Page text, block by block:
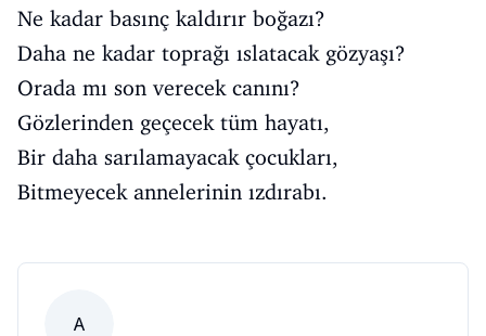
Ne kadar basınç kaldırır boğazı?
Daha ne kadar toprağı ıslatacak gözyaşı?
Orada mı son verecek canını?
Gözlerinden geçecek tüm hayatı,
Bir daha sarılamayacak çocukları,
Bitmeyecek annelerinin ızdırabı.
A